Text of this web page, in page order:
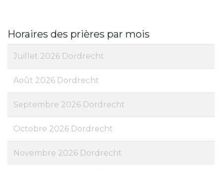
Horaires des prières par mois
Juillet 2026 Dordrecht
Août 2026 Dordrecht
Septembre 2026 Dordrecht
Octobre 2026 Dordrecht
Novembre 2026 Dordrecht